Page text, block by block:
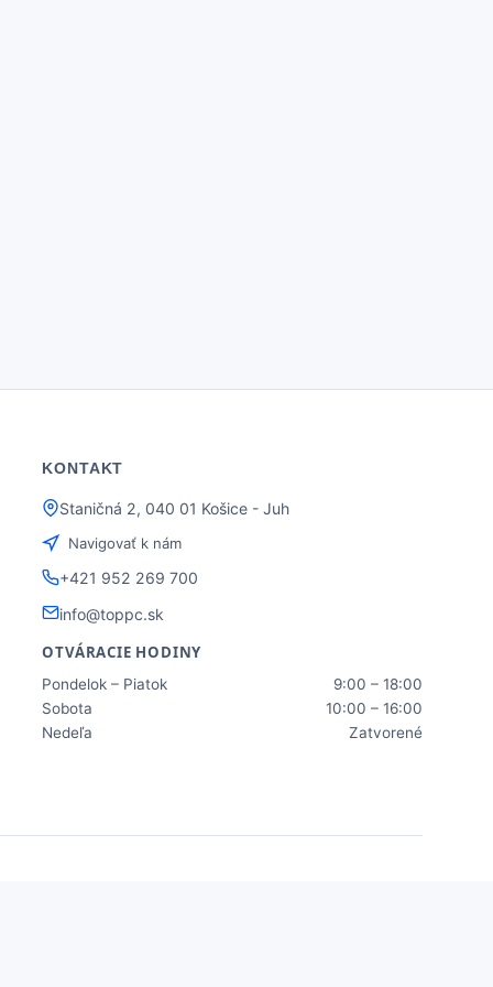
KONTAKT
Staničná 2, 040 01 Košice - Juh
Navigovať k nám
+421 952 269 700
info@toppc.sk
OTVÁRACIE HODINY
Pondelok – Piatok
9:00 – 18:00
Sobota
10:00 – 16:00
Nedeľa
Zatvorené